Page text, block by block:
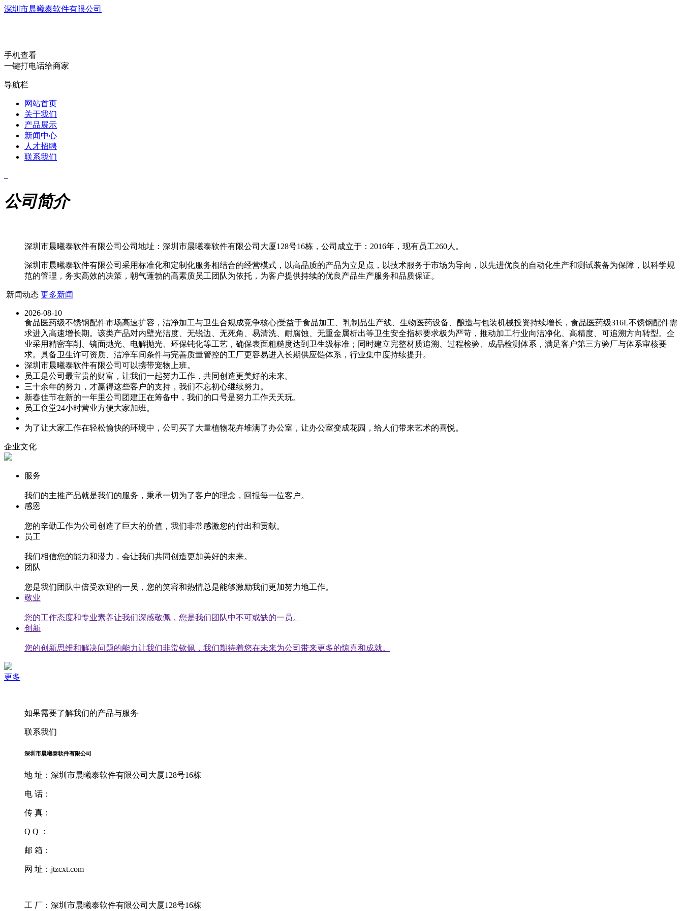
深圳市晨曦泰软件有限公司
手机查看
一键打电话给商家
导航栏
网站首页
关于我们
产品展示
新闻中心
人才招聘
联系我们
公司简介
深圳市晨曦泰软件有限公司公司地址：深圳市晨曦泰软件有限公司大厦128号16栋，公司成立于：2016年，现有员工260人。
深圳市晨曦泰软件有限公司采用标准化和定制化服务相结合的经营模式，以高品质的产品为立足点，以技术服务于市场为导向，以先进优良的自动化生产和测试装备为保障，以科学规
范的管理，务实高效的决策，朝气蓬勃的高素质员工团队为依托，为客户提供持续的优良产品生产服务和品质保证。
新闻动态 更多新闻
2026-08-10
食品医药级不锈钢配件市场高速扩容，洁净加工与卫生合规成竞争核心|受益于食品加工、乳制品生产线、生物医药设备、酿造与包装机械投资持续增长，食品医药级316L不锈钢配件需
求进入高速增长期。该类产品对内壁光洁度、无锐边、无死角、易清洗、耐腐蚀、无重金属析出等卫生安全指标要求极为严苛，推动加工行业向洁净化、高精度、可追溯方向转型。企
业采用精密车削、镜面抛光、电解抛光、环保钝化等工艺，确保表面粗糙度达到卫生级标准；同时建立完整材质追溯、过程检验、成品检测体系，满足客户第三方验厂与体系审核要
求。具备卫生许可资质、洁净车间条件与完善质量管控的工厂更容易进入长期供应链体系，行业集中度持续提升。
深圳市晨曦泰软件有限公司可以携带宠物上班。
员工是公司最宝贵的财富，让我们一起努力工作，共同创造更美好的未来。
三十余年的努力，才赢得这些客户的支持，我们不忘初心继续努力。
新春佳节在新的一年里公司团建正在筹备中，我们的口号是努力工作天天玩。
员工食堂24小时营业方便大家加班。
为了让大家工作在轻松愉快的环境中，公司买了大量植物花卉堆满了办公室，让办公室变成花园，给人们带来艺术的喜悦。
企业文化
服务
我们的主推产品就是我们的服务，秉承一切为了客户的理念，回报每一位客户。
感恩
您的辛勤工作为公司创造了巨大的价值，我们非常感激您的付出和贡献。
员工
我们相信您的能力和潜力，会让我们共同创造更加美好的未来。
团队
您是我们团队中倍受欢迎的一员，您的笑容和热情总是能够激励我们更加努力地工作。
敬业
您的工作态度和专业素养让我们深感敬佩，您是我们团队中不可或缺的一员。
创新
您的创新思维和解决问题的能力让我们非常钦佩，我们期待着您在未来为公司带来更多的惊喜和成就。
更多
如果需要了解我们的产品与服务
联系我们
深圳市晨曦泰软件有限公司
地 址：深圳市晨曦泰软件有限公司大厦128号16栋
电 话：
传 真：
Q Q ：
邮 箱：
网 址：jtzcxt.com
工 厂：深圳市晨曦泰软件有限公司大厦128号16栋